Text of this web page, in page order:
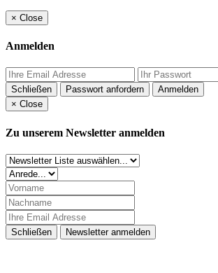
× Close
Anmelden
Schließen Passwort anfordern
Anmelden
× Close
Zu unserem Newsletter anmelden
Schließen Newsletter anmelden